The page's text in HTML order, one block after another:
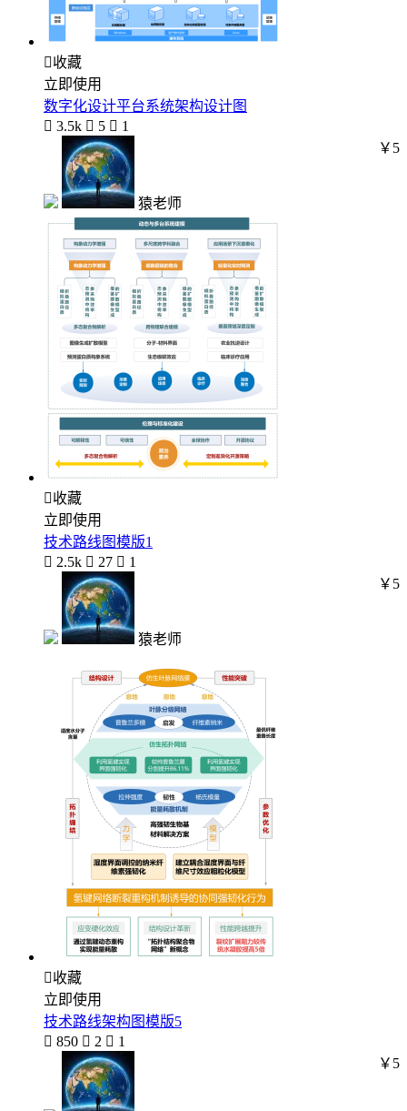
收藏
立即使用
数字化设计平台系统架构设计图
 3.5k  5  1
猿老师
￥5
收藏
立即使用
技术路线图模版1
 2.5k  27  1
猿老师
￥5
收藏
立即使用
技术路线架构图模版5
 850  2  1
￥5